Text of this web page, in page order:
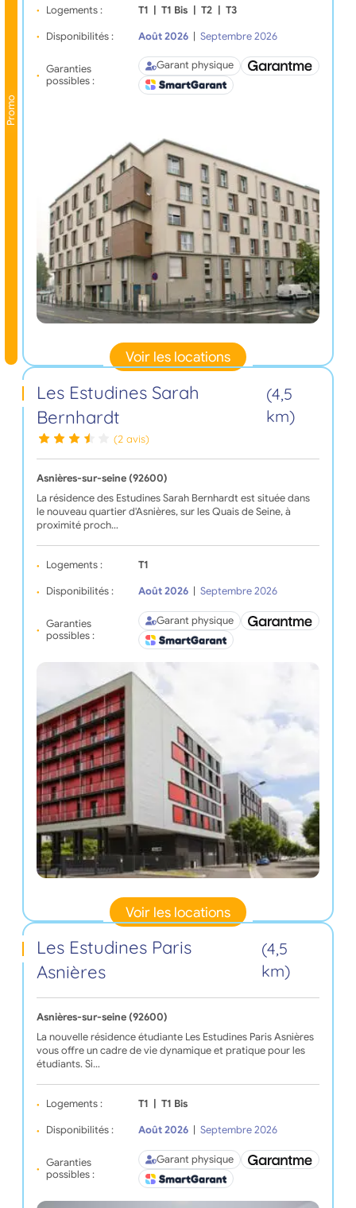
Promo
Logements : T1 T1 Bis T2 T3
Disponibilités : Août 2026 Septembre 2026
Garanties
possibles :
Garant physique
Voir les locations
Les Estudines Sarah
Bernhardt
(4,5
km)
(2 avis)
Asnières-sur-seine (92600)
La résidence des Estudines Sarah Bernhardt est située dans
le nouveau quartier d'Asnières, sur les Quais de Seine, à
proximité proch…
Logements : T1
Disponibilités : Août 2026 Septembre 2026
Garanties
possibles :
Garant physique
Voir les locations
Les Estudines Paris
Asnières
(4,5
km)
Asnières-sur-seine (92600)
La nouvelle résidence étudiante Les Estudines Paris Asnières
vous offre un cadre de vie dynamique et pratique pour les
étudiants. Si…
Logements : T1 T1 Bis
Disponibilités : Août 2026 Septembre 2026
Garanties
possibles :
Garant physique